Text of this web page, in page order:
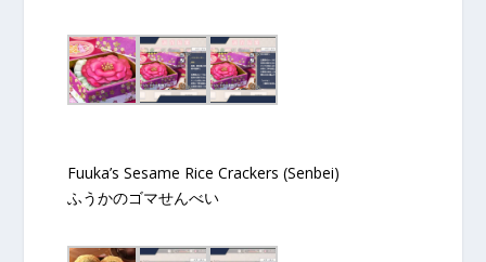
Fuuka’s Sesame Rice Crackers (Senbei)
ふうかのゴマせんべい